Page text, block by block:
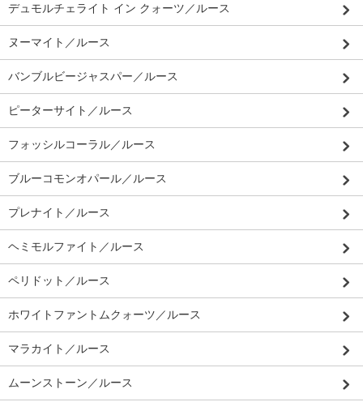
デュモルチェライト イン クォーツ／ルース
ヌーマイト／ルース
バンブルビージャスパー／ルース
ピーターサイト／ルース
フォッシルコーラル／ルース
ブルーコモンオパール／ルース
プレナイト／ルース
ヘミモルファイト／ルース
ペリドット／ルース
ホワイトファントムクォーツ／ルース
マラカイト／ルース
ムーンストーン／ルース